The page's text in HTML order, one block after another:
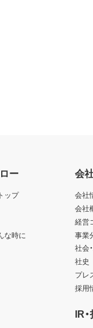
ー
ップ
な時に
会
会社
会社
経営
事業
社会
社史
プレ
採用
IR